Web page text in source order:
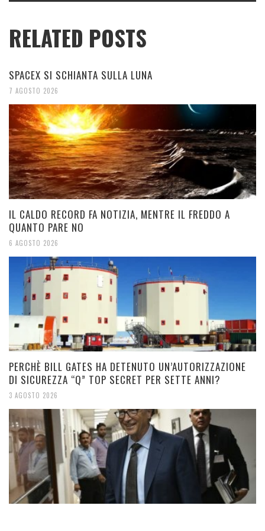
RELATED POSTS
SPACEX SI SCHIANTA SULLA LUNA
7 AGOSTO 2026
IL CALDO RECORD FA NOTIZIA, MENTRE IL FREDDO A
QUANTO PARE NO
6 AGOSTO 2026
PERCHÈ BILL GATES HA DETENUTO UN’AUTORIZZAZIONE
DI SICUREZZA “Q” TOP SECRET PER SETTE ANNI?
3 AGOSTO 2026